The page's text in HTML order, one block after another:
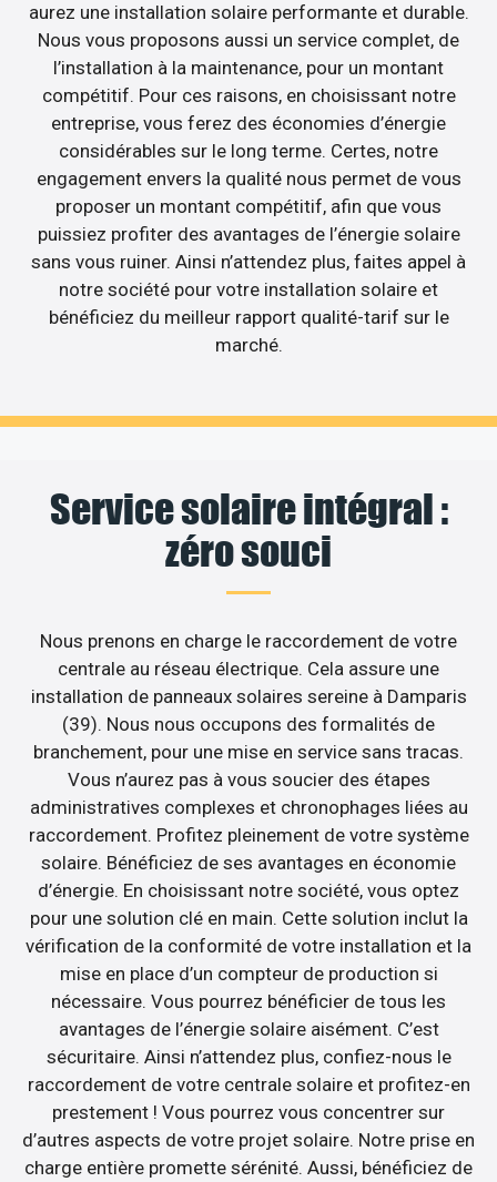
aurez une installation solaire performante et durable.
Nous vous proposons aussi un service complet, de
l’installation à la maintenance, pour un montant
compétitif. Pour ces raisons, en choisissant notre
entreprise, vous ferez des économies d’énergie
considérables sur le long terme. Certes, notre
engagement envers la qualité nous permet de vous
proposer un montant compétitif, afin que vous
puissiez profiter des avantages de l’énergie solaire
sans vous ruiner. Ainsi n’attendez plus, faites appel à
notre société pour votre installation solaire et
bénéficiez du meilleur rapport qualité-tarif sur le
marché.
Service solaire intégral :
zéro souci
Nous prenons en charge le raccordement de votre
centrale au réseau électrique. Cela assure une
installation de panneaux solaires sereine à Damparis
(39). Nous nous occupons des formalités de
branchement, pour une mise en service sans tracas.
Vous n’aurez pas à vous soucier des étapes
administratives complexes et chronophages liées au
raccordement. Profitez pleinement de votre système
solaire. Bénéficiez de ses avantages en économie
d’énergie. En choisissant notre société, vous optez
pour une solution clé en main. Cette solution inclut la
vérification de la conformité de votre installation et la
mise en place d’un compteur de production si
nécessaire. Vous pourrez bénéficier de tous les
avantages de l’énergie solaire aisément. C’est
sécuritaire. Ainsi n’attendez plus, confiez-nous le
raccordement de votre centrale solaire et profitez-en
prestement ! Vous pourrez vous concentrer sur
d’autres aspects de votre projet solaire. Notre prise en
charge entière promette sérénité. Aussi, bénéficiez de